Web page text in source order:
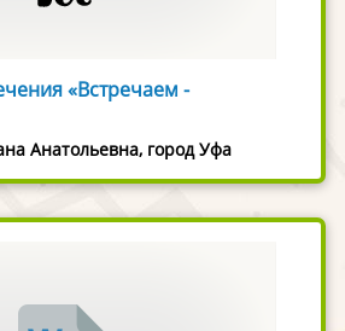
«Встречаем -
Анатольевна, город Уфа